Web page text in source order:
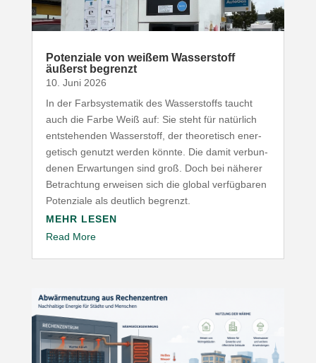
Poten­ziale von weißem Wasser­stoff
äußerst begrenzt
10. Juni 2026
In der Farb­sys­te­matik des Wasser­stoffs taucht
auch die Farbe Weiß auf: Sie steht für natürlich
entste­henden Wasser­stoff, der theo­re­tisch ener­
ge­tisch genutzt werden könnte. Die damit verbun­
denen Erwar­tungen sind groß. Doch bei näherer
Betrachtung erweisen sich die global verfüg­baren
Poten­ziale als deutlich begrenzt.
MEHR LESEN
Read More